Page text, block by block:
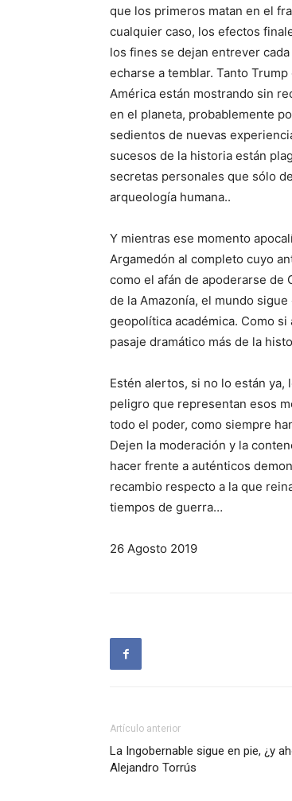
que los primeros matan en el
cualquier caso, los efectos
los fines se dejan entrever
echarse a temblar. Tanto
América están mos­trando sin
en el planeta, probablemente
sedientos de nuevas
suce­sos de la historia están
secretas personales que sólo
ar­queología humana..
Y mientras ese momento
Argamedón al completo cuyo
como el afán de apoderarse de
de la Amazonía, el mundo
geopolítica acadé­mica. Como
pasaje dramático más de la
Estén alertos, si no lo están ya,
peligro que representan esos
todo el poder, como siempre
Dejen la moderación y la
hacer frente a auténticos
recambio respecto a la que
tiempos de guerra…
26 Agosto 2019
Artículo anterior
La Ingobernable sigue en pie, ¿y
Alejandro Torrús